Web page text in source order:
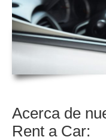
Acerca de
Rent a Car: